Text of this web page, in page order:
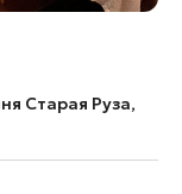
Старая Руза,